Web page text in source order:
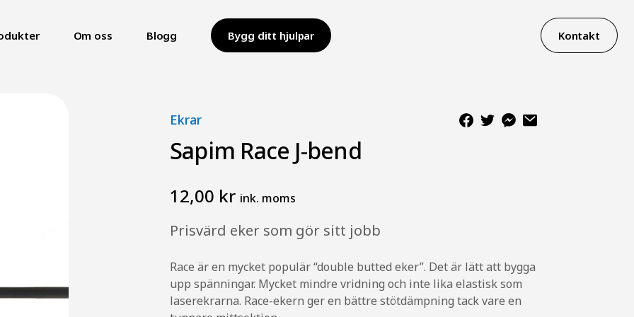
Om oss Blogg Bygg ditt hjulpar Kontakt
Ekrar
Sapim Race J-bend
12,00 kr ink. moms
Prisvärd eker som gör sitt jobb
Race är en mycket populär “double butted eker”. Det är lätt att bygga
upp spänningar. Mycket mindre vridning och inte lika elastisk som
laserekrarna. Race-ekern ger en bättre stötdämpning tack vare en